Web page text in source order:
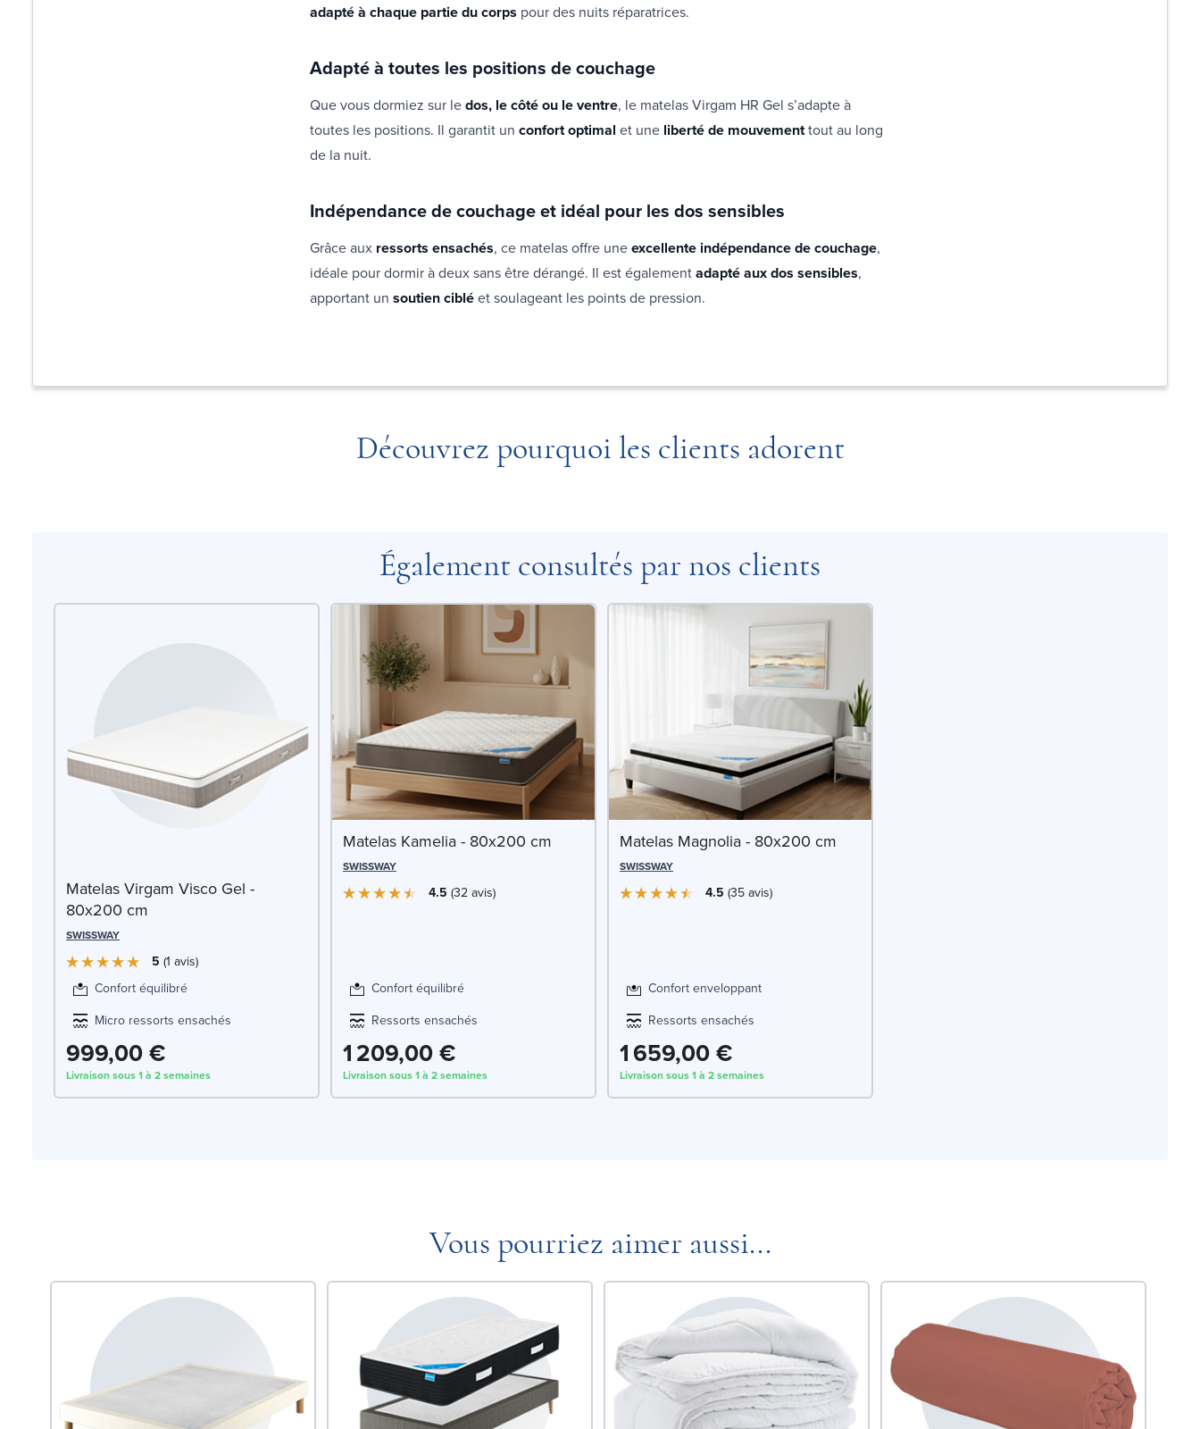
adapté à chaque partie du corps pour des nuits réparatrices.
Adapté à toutes les positions de couchage
Que vous dormiez sur ledos, le côté ou le ventre, le matelas Virgam HR Gel s’adapte à
toutes les positions. Il garantit un confort optimal et une liberté de mouvementtout au long
de la nuit.
Indépendance de couchage et idéal pour les dos sensibles
Grâce aux ressorts ensachés, ce matelas offre uneexcellente indépendance de couchage,
idéale pour dormir à deux sans être dérangé. Il est égalementadapté aux dos sensibles,
apportant un soutien cibléet soulageant les points de pression.
Découvrez pourquoi les clients adorent
Également consultés par nos clients
Matelas Virgam Visco Gel -
80x200 cm
SWISSWAY
5 1 avis
Confort équilibré
Micro ressorts ensachés
999,00 €
Livraison sous 1 à 2 semaines
Matelas Kamelia - 80x200 cm
SWISSWAY
4.5 32avis
Confort équilibré
Ressorts ensachés
1 209,00 €
Livraison sous 1 à 2 semaines
Matelas Magnolia - 80x200 cm
SWISSWAY
4.5 35avis
Confort enveloppant
Ressorts ensachés
1 659,00 €
Livraison sous 1 à 2 semaines
Vous pourriez aimer aussi...